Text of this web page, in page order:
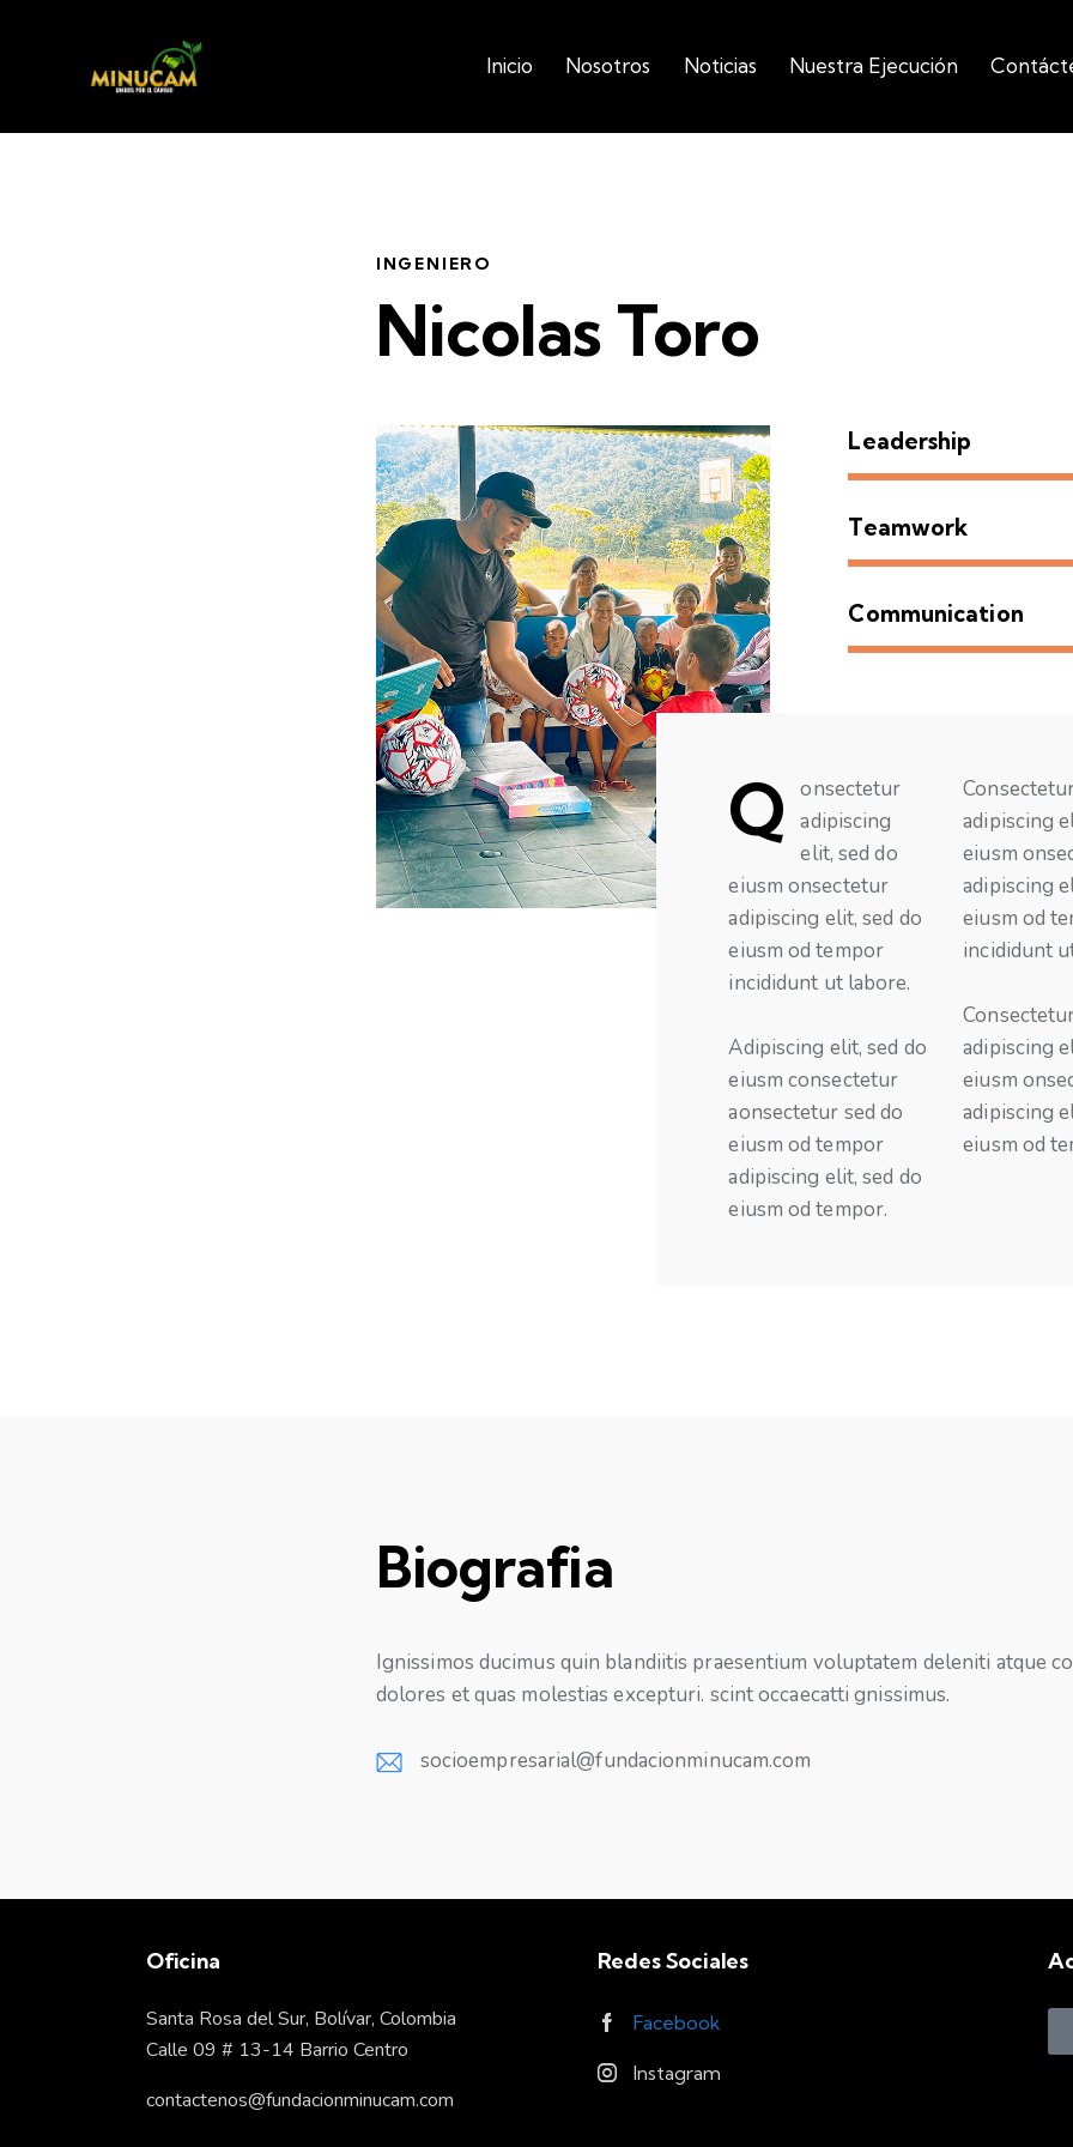
Inicio Nosotros Noticias Nuestra Ejecución
INGENIERO
Nicolas Toro
Leadership
Teamwork
Communication
Q
onsectetur
adipiscing
elit, sed do
eiusm onsectetur
adipiscing elit, sed do
eiusm od tempor
incididunt ut labore.
Adipiscing elit, sed do
eiusm consectetur
aonsectetur sed do
eiusm od tempor
adipiscing elit, sed do
eiusm od tempor.
adipiscing
eiusm
adipiscing
eiusm od
incididunt
adipiscing
eiusm
adipiscing
eiusm od
Biografia
Ignissimos ducimus quin blandiitis praesentium voluptatem deleniti atque
dolores et quas molestias excepturi. scint occaecatti gnissimus.
socioempresarial@fundacionminucam.com
Oficina
Santa Rosa del Sur, Bolívar, Colombia
Calle 09 # 13-14 Barrio Centro
contactenos@fundacionminucam.com
Redes Sociales
Facebook
Instagram